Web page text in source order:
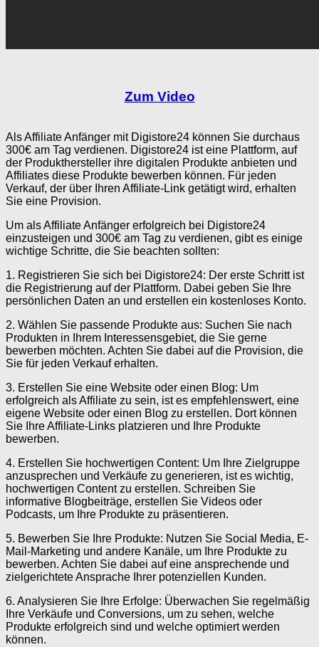
Zum Video
Als Affiliate Anfänger mit Digistore24 können Sie durchaus
300€ am Tag verdienen. Digistore24 ist eine Plattform, auf
der Produkthersteller ihre digitalen Produkte anbieten und
Affiliates diese Produkte bewerben können. Für jeden
Verkauf, der über Ihren Affiliate-Link getätigt wird, erhalten
Sie eine Provision.
Um als Affiliate Anfänger erfolgreich bei Digistore24
einzusteigen und 300€ am Tag zu verdienen, gibt es einige
wichtige Schritte, die Sie beachten sollten:
1. Registrieren Sie sich bei Digistore24: Der erste Schritt ist
die Registrierung auf der Plattform. Dabei geben Sie Ihre
persönlichen Daten an und erstellen ein kostenloses Konto.
2. Wählen Sie passende Produkte aus: Suchen Sie nach
Produkten in Ihrem Interessensgebiet, die Sie gerne
bewerben möchten. Achten Sie dabei auf die Provision, die
Sie für jeden Verkauf erhalten.
3. Erstellen Sie eine Website oder einen Blog: Um
erfolgreich als Affiliate zu sein, ist es empfehlenswert, eine
eigene Website oder einen Blog zu erstellen. Dort können
Sie Ihre Affiliate-Links platzieren und Ihre Produkte
bewerben.
4. Erstellen Sie hochwertigen Content: Um Ihre Zielgruppe
anzusprechen und Verkäufe zu generieren, ist es wichtig,
hochwertigen Content zu erstellen. Schreiben Sie
informative Blogbeiträge, erstellen Sie Videos oder
Podcasts, um Ihre Produkte zu präsentieren.
5. Bewerben Sie Ihre Produkte: Nutzen Sie Social Media, E-
Mail-Marketing und andere Kanäle, um Ihre Produkte zu
bewerben. Achten Sie dabei auf eine ansprechende und
zielgerichtete Ansprache Ihrer potenziellen Kunden.
6. Analysieren Sie Ihre Erfolge: Überwachen Sie regelmäßig
Ihre Verkäufe und Conversions, um zu sehen, welche
Produkte erfolgreich sind und welche optimiert werden
können.